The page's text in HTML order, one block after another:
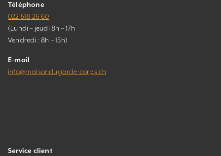
Téléphone
022 518 26 60
(Lundi – jeudi 8h – 17h
Vendredi : 8h – 15h)
E-mail
info@maisondugarde-corps.ch
Service client